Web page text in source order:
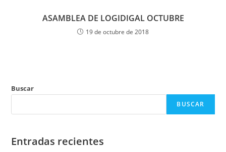
ASAMBLEA DE LOGIDIGAL OCTUBRE
19 de octubre de 2018
Buscar
BUSCAR
Entradas recientes